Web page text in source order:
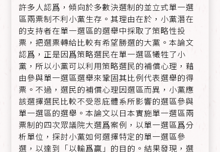
許多人認爲，傾向於多數決選制的並立式單一選
區兩票制不利小黨生存。其理由在於，小黨潛在
的支持者在單一選區的選舉中採取了策略性投
票，把選票轉給比較有希望勝選的大黨。本論文
認爲，正是因爲策略選民在單一選區犧牲了小
黨，所以小黨可以利用策略選民的補償心理，藉
由參與單一選區選舉來鞏固其比例代表選舉的得
票。不過，選民的補償心理因選區而異，小黨應
該選擇選民比較不受恩庇體系所影響的選區參與
單一選區的選舉。本論文以日本實施單一選區兩
票制的四次眾議院大選爲案例，以單一選區爲分
析單位，探討小黨如何選擇特定的單一選區參
選，以達到「以輸爲贏」的目的。結果發現，選